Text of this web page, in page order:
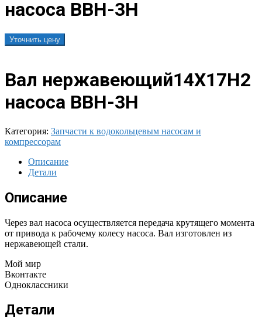
насоса ВВН-3Н
Уточнить цену
Вал нержавеющий14Х17Н2
насоса ВВН-3Н
Категория: Запчасти к водокольцевым насосам и
компрессорам
Описание
Детали
Описание
Через вал насоса осуществляется передача крутящего момента
от привода к рабочему колесу насоса. Вал изготовлен из
нержавеющей стали.
Мой мир
Вконтакте
Одноклассники
Детали